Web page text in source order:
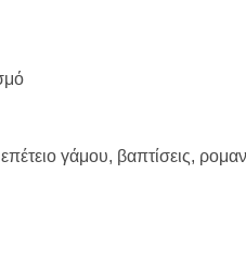
γάμου, βαπτίσεις,